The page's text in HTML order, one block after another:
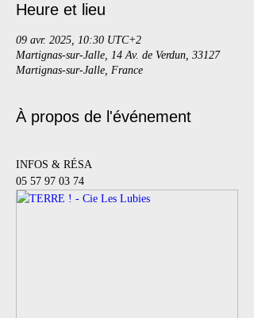
Heure et lieu
09 avr. 2025, 10:30 UTC+2
Martignas-sur-Jalle, 14 Av. de Verdun, 33127
Martignas-sur-Jalle, France
À propos de l'événement
INFOS & RÉSA
05 57 97 03 74